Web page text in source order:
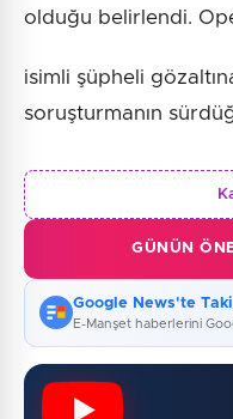
olduğu belirlendi.
isimli şüpheli
soruşturmanın
GÜNÜN
Google News'te
E-Manşet haberlerini